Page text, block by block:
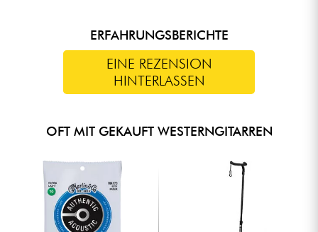
ERFAHRUNGSBERICHTE
EINE REZENSION
HINTERLASSEN
OFT MIT GEKAUFT WESTERNGITARREN